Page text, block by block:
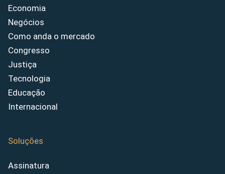
Economia
Negócios
Como anda o mercado
Congresso
Justiça
Tecnologia
Educação
Internacional
Soluções
Assinatura